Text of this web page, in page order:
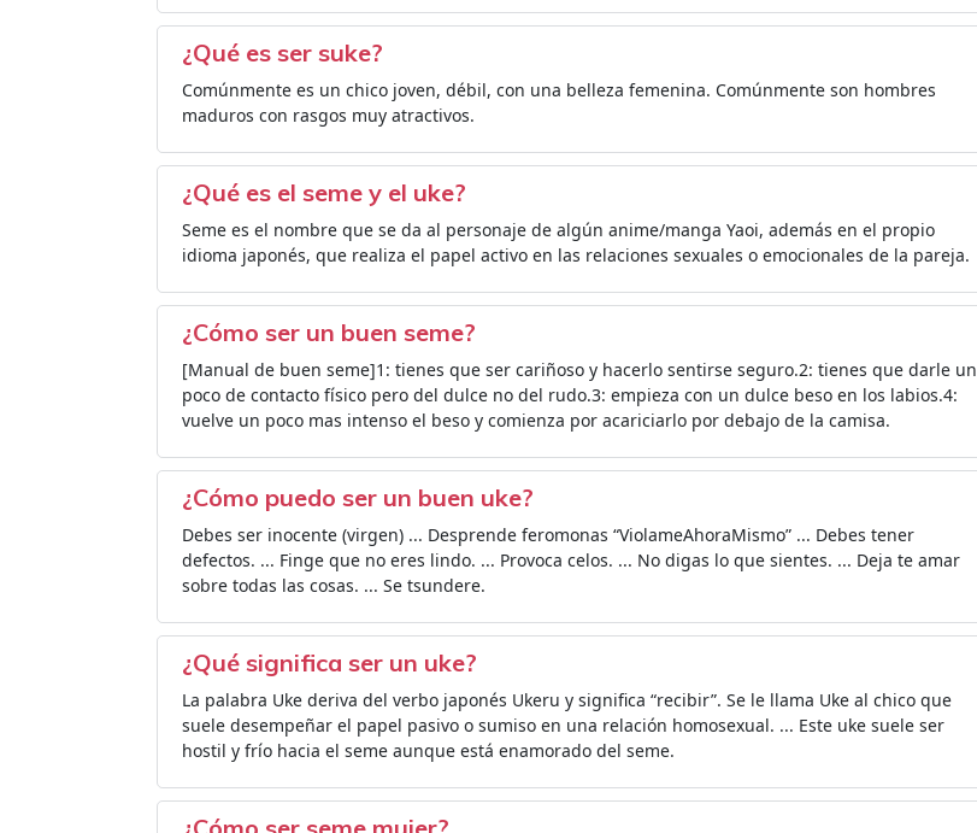
¿Qué es ser suke?
Comúnmente es un chico joven, débil, con una belleza femenina. Comúnmente son hombres
maduros con rasgos muy atractivos.
¿Qué es el seme y el uke?
Seme es el nombre que se da al personaje de algún anime/manga Yaoi, además en el propio
idioma japonés, que realiza el papel activo en las relaciones sexuales o emocionales de la pareja.
¿Cómo ser un buen seme?
[Manual de buen seme]1: tienes que ser cariñoso y hacerlo sentirse seguro.2: tienes que darle un
poco de contacto físico pero del dulce no del rudo.3: empieza con un dulce beso en los labios.4:
vuelve un poco mas intenso el beso y comienza por acariciarlo por debajo de la camisa.
¿Cómo puedo ser un buen uke?
Debes ser inocente (virgen) ... Desprende feromonas “ViolameAhoraMismo” ... Debes tener
defectos. ... Finge que no eres lindo. ... Provoca celos. ... No digas lo que sientes. ... Deja te amar
sobre todas las cosas. ... Se tsundere.
¿Qué significa ser un uke?
La palabra Uke deriva del verbo japonés Ukeru y significa “recibir”. Se le llama Uke al chico que
suele desempeñar el papel pasivo o sumiso en una relación homosexual. ... Este uke suele ser
hostil y frío hacia el seme aunque está enamorado del seme.